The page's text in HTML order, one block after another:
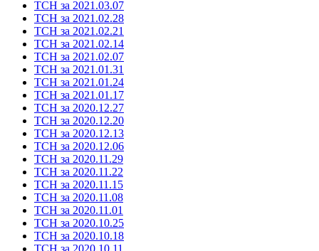
ТСН за 2021.03.07
ТСН за 2021.02.28
ТСН за 2021.02.21
ТСН за 2021.02.14
ТСН за 2021.02.07
ТСН за 2021.01.31
ТСН за 2021.01.24
ТСН за 2021.01.17
ТСН за 2020.12.27
ТСН за 2020.12.20
ТСН за 2020.12.13
ТСН за 2020.12.06
ТСН за 2020.11.29
ТСН за 2020.11.22
ТСН за 2020.11.15
ТСН за 2020.11.08
ТСН за 2020.11.01
ТСН за 2020.10.25
ТСН за 2020.10.18
ТСН за 2020.10.11